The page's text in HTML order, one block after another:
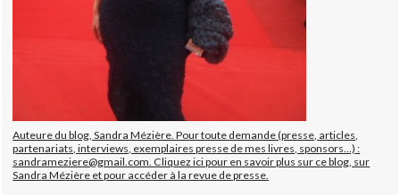
Auteure du blog, Sandra Mézière. Pour toute demande (presse, articles,
partenariats, interviews, exemplaires presse de mes livres, sponsors...) :
sandrameziere@gmail.com. Cliquez ici pour en savoir plus sur ce blog, sur
Sandra Mézière et pour accéder à la revue de presse.